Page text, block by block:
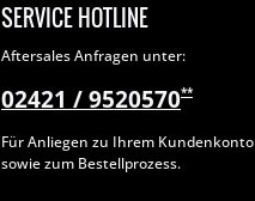
SERVICE HOTLINE
Aftersales Anfragen unter:
02421 / 9520570**
Für Anliegen zu Ihrem Kundenkonto
sowie zum Bestellprozess.